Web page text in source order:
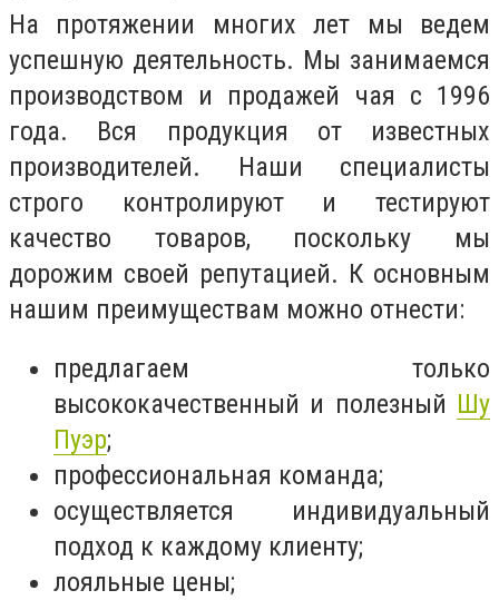
На протяжении многих лет мы ведем
успешную деятельность. Мы занимаемся
производством и продажей чая с 1996
года. Вся продукция от известных
производителей. Наши специалисты
строго контролируют и тестируют
качество товаров, поскольку мы
дорожим своей репутацией. К основным
нашим преимуществам можно отнести:
предлагаем только
высококачественный и полезный Шу
Пуэр;
профессиональная команда;
осуществляется индивидуальный
подход к каждому клиенту;
лояльные цены;